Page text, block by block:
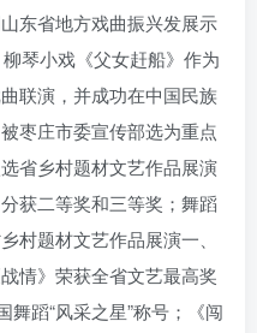
东省地方戏曲振兴发展示
琴小戏《父女赶船》作为
联演，并成功在中国民族
枣庄市委宣传部选为重点
省乡村题材文艺作品展演
获二等奖和三等奖；舞蹈
村题材文艺作品展演一、
情》荣获全省文艺最高奖
舞蹈“风采之星”称号；《闯